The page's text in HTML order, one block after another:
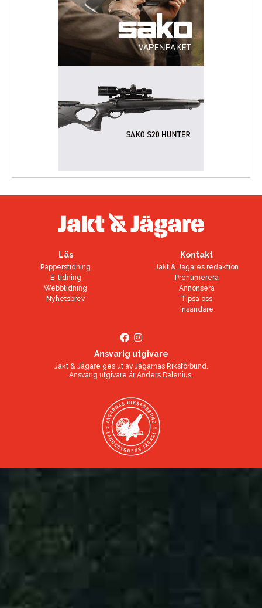
Läs
Papperstidning
E-tidning
Webbtidning
Nyhetsbrev
Kontakt
Jakt & Jägares redaktion
Prenumerera
Annonsera
Tipsa oss
Insändare
Ansvarig utgivare
Jakt & Jägare ges ut av Jägarnas Riksförbund.
Ansvarig utgivare ärAnders Dalenius.